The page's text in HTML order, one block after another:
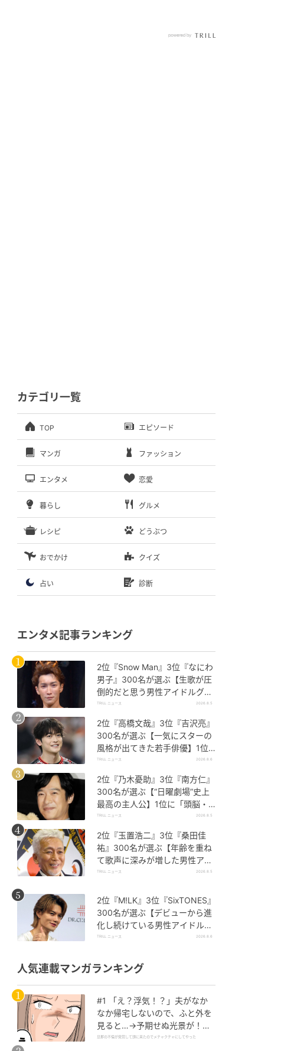
カテゴリ一覧
TOP エピソード
マンガ ファッション
エンタメ 恋愛
暮らし グルメ
レシピ どうぶつ
おでかけ クイズ
占い 診断
エンタメ記事ランキング
2位『Snow Man』3位『なにわ
男子』300名が選ぶ【生歌が圧
倒的だと思う男性アイドルグル
ープ】1位に「音源を超える迫
TRILL ニュース 2026.8.5
2位『高橋文哉』3位『吉沢亮』
300名が選ぶ【一気にスターの
風格が出てきた若手俳優】1位
に「どんどんと魅力が高まって
TRILL ニュース 2026.8.6
2位『乃木憂助』3位『南方仁』
300名が選ぶ【“日曜劇場”史上
最高の主人公】1位に「頭脳・
度胸・執念のバランスが絶妙」
TRILL ニュース 2026.8.5
2位『玉置浩二』3位『桑田佳
祐』300名が選ぶ【年齢を重ね
て歌声に深みが増した男性アー
ティスト】1位に「大人の色
TRILL ニュース 2026.8.5
2位『M!LK』3位『SixTONES』
300名が選ぶ【デビューから進
化し続けている男性アイドルグ
ループ】1位に「それぞれが個
TRILL ニュース 2026.8.6
人気連載マンガランキング
#1 「え？浮気！？」夫がなか
なか帰宅しないので、ふと外を
見ると…→予期せぬ光景が！｜
旦那の不倫が発覚して頭に来た
旦那の不倫が発覚して頭に来たのでメチャクチャにしてやった